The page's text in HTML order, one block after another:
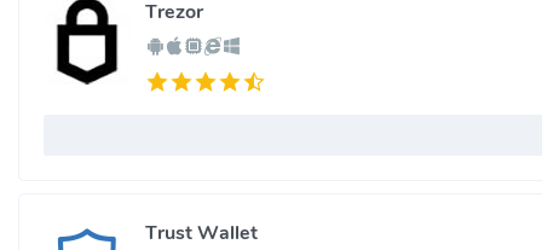
Trezor
Trust Wallet